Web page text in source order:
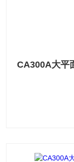
CA300A大平